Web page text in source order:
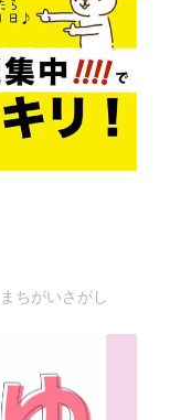
ちがいさがし